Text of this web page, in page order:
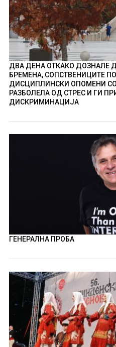
ДВА ДЕНА ОТКАКО ДОЗНАЛЕ
БРЕМЕНА, СОПСТВЕНИЦИТЕ
ДИСЦИПЛИНСКИ ОПОМЕНИ СО
РАЗБОЛЕЛА ОД СТРЕС И ГИ
ДИСКРИМИНАЦИЈА
ГЕНЕРАЛНА ПРОБА